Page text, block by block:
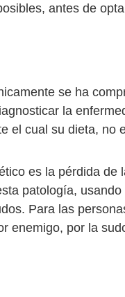
antes de
se ha
la
el cual su dieta, no
es la pérdida de
patología,
Para las
enemigo, por la